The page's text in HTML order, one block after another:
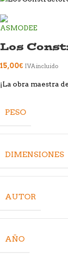
Los
15,00€ IVA incluido
¡La obra maestra
PESO
DIMENSIONES
AUTOR
AÑO